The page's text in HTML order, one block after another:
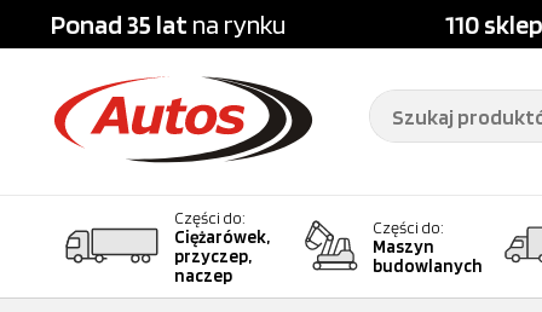
Ponad 35 lat na rynku 110
Części do:
Ciężarówek,
przyczep,
naczep
Części do:
Maszyn
budowlanych